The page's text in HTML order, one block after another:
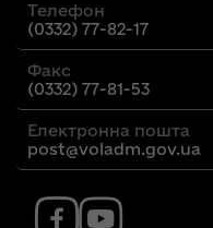
Телефон
(0332) 77-82-17
Факс
(0332) 77-81-53
Електронна пошта
post@voladm.gov.ua